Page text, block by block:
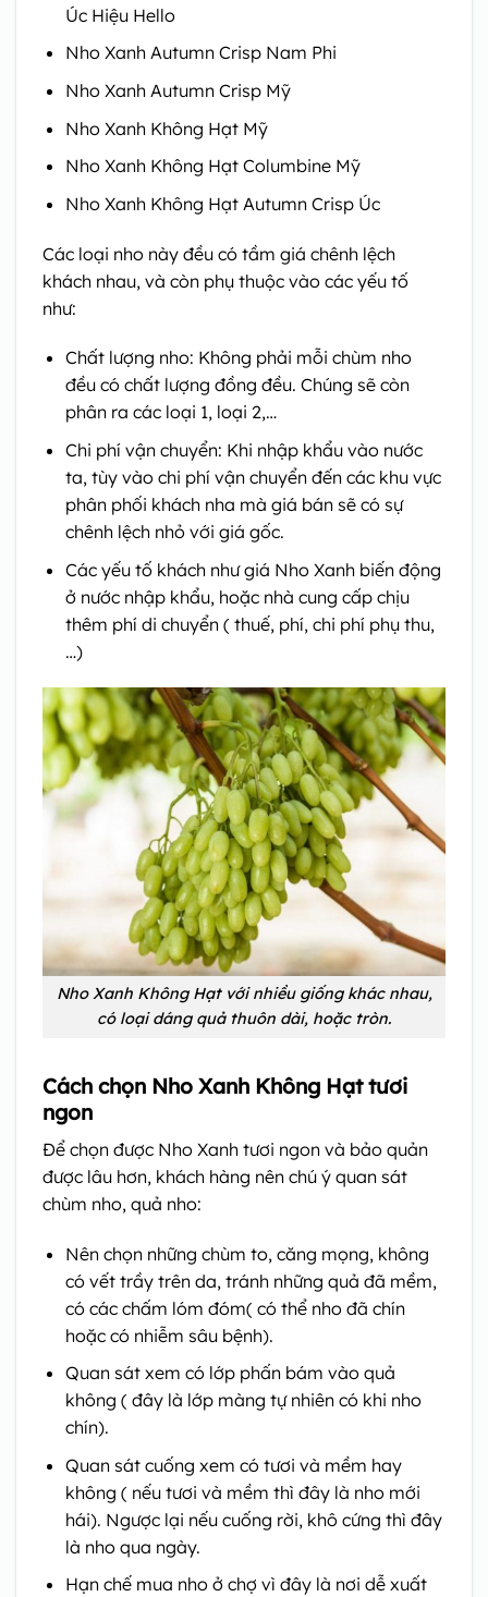
Úc Hiệu Hello
Nho Xanh Autumn Crisp Nam Phi
Nho Xanh Autumn Crisp Mỹ
Nho Xanh Không Hạt Mỹ
Nho Xanh Không Hạt Columbine Mỹ
Nho Xanh Không Hạt Autumn Crisp Úc
Các loại nho này đều có tầm giá chênh lệch
khách nhau, và còn phụ thuộc vào các yếu tố
như:
Chất lượng nho: Không phải mỗi chùm nho
đều có chất lượng đồng đều. Chúng sẽ còn
phân ra các loại 1, loại 2,…
Chi phí vận chuyển: Khi nhập khẩu vào nước
ta, tùy vào chi phí vận chuyển đến các khu vực
phân phối khách nha mà giá bán sẽ có sự
chênh lệch nhỏ với giá gốc.
Các yếu tố khách như giá Nho Xanh biến động
ở nước nhập khẩu, hoặc nhà cung cấp chịu
thêm phí di chuyển ( thuế, phí, chi phí phụ thu,
…)
Nho Xanh Không Hạt với nhiều giống khác nhau,
có loại dáng quả thuôn dài, hoặc tròn.
Cách chọn Nho Xanh Không Hạt tươi
ngon
Để chọn được Nho Xanh tươi ngon và bảo quản
được lâu hơn, khách hàng nên chú ý quan sát
chùm nho, quả nho:
Nên chọn những chùm to, căng mọng, không
có vết trầy trên da, tránh những quả đã mềm,
có các chấm lóm đóm( có thể nho đã chín
hoặc có nhiễm sâu bệnh).
Quan sát xem có lớp phấn bám vào quả
không ( đây là lớp màng tự nhiên có khi nho
chín).
Quan sát cuống xem có tươi và mềm hay
không ( nếu tươi và mềm thì đây là nho mới
hái). Ngược lại nếu cuống rời, khô cứng thì đây
là nho qua ngày.
Hạn chế mua nho ở chợ vì đây là nơi dễ xuất